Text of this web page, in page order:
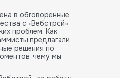
в обговоренные
с «Вебстрой»
проблем. Как
предлагали
решения по
чему мы